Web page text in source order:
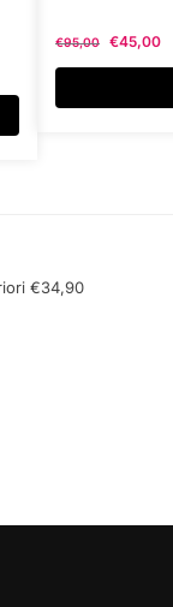
€95,00 €45,00
più
Le
pagina
€34,90